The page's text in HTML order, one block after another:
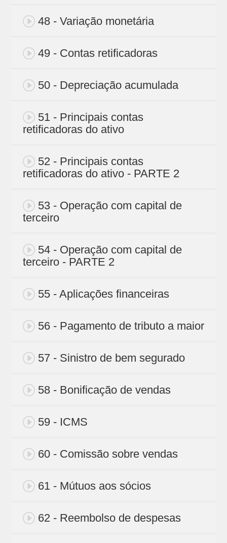
48 - Variação monetária
49 - Contas retificadoras
50 - Depreciação acumulada
51 - Principais contas
retificadoras do ativo
52 - Principais contas
retificadoras do ativo - PARTE 2
53 - Operação com capital de
terceiro
54 - Operação com capital de
terceiro - PARTE 2
55 - Aplicações financeiras
56 - Pagamento de tributo a maior
57 - Sinistro de bem segurado
58 - Bonificação de vendas
59 - ICMS
60 - Comissão sobre vendas
61 - Mútuos aos sócios
62 - Reembolso de despesas